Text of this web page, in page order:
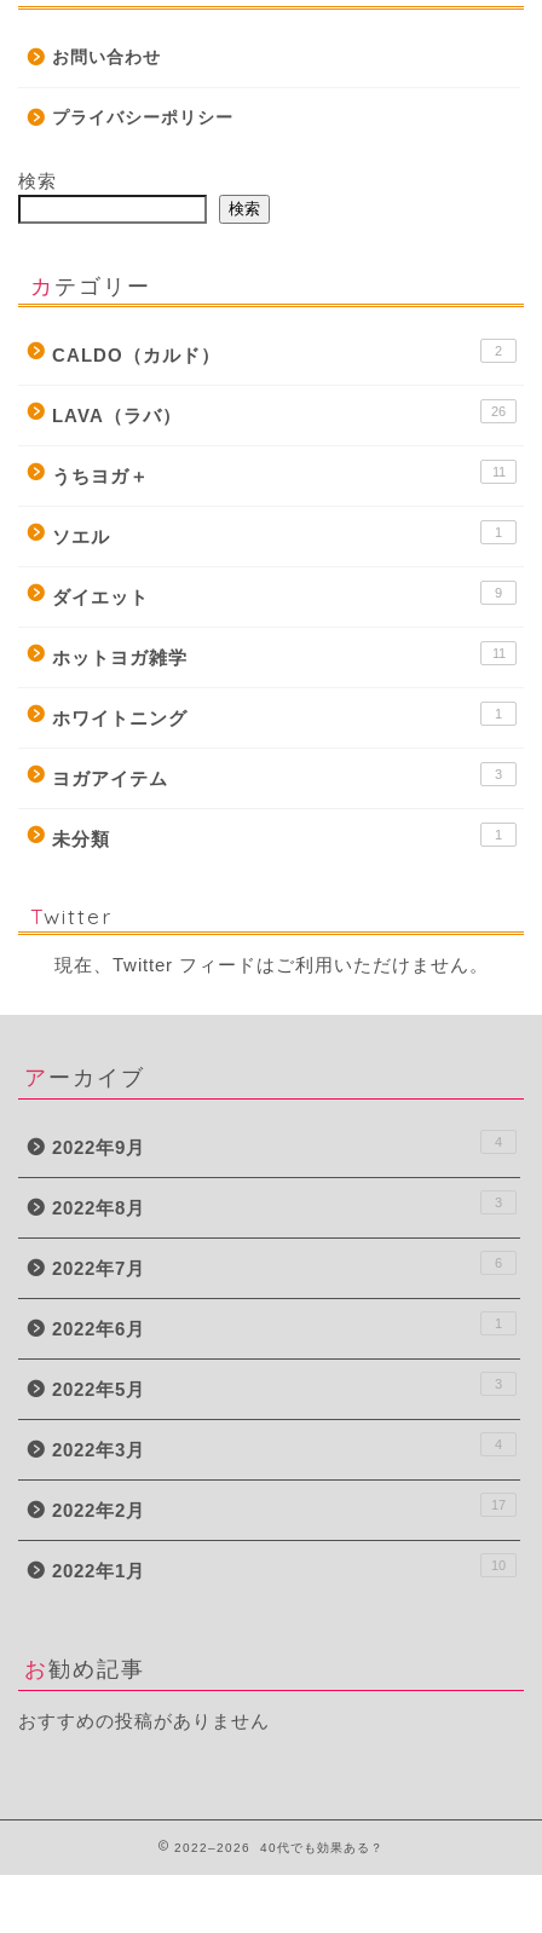
お問い合わせ
プライバシーポリシー
検索
検索
カテゴリー
CALDO（カルド） 2
LAVA（ラバ） 26
うちヨガ＋ 11
ソエル 1
ダイエット 9
ホットヨガ雑学 11
ホワイトニング 1
ヨガアイテム 3
未分類 1
Twitter
現在、Twitter フィードはご利用いただけません。
アーカイブ
2022年9月 4
2022年8月 3
2022年7月 6
2022年6月 1
2022年5月 3
2022年3月 4
2022年2月 17
2022年1月 10
お勧め記事
おすすめの投稿がありません
2022–2026 40代でも効果ある？